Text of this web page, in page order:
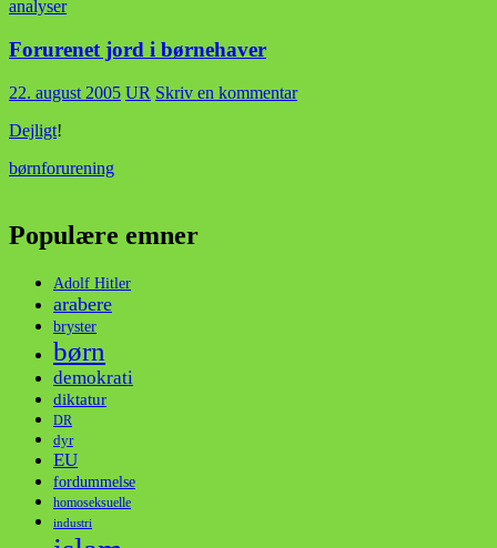
analyser
Forurenet jord i børnehaver
22. august 2005 UR Skriv en kommentar
Dejligt!
børnforurening
Populære emner
Adolf Hitler
arabere
bryster
børn
demokrati
diktatur
DR
dyr
EU
fordummelse
homoseksuelle
industri